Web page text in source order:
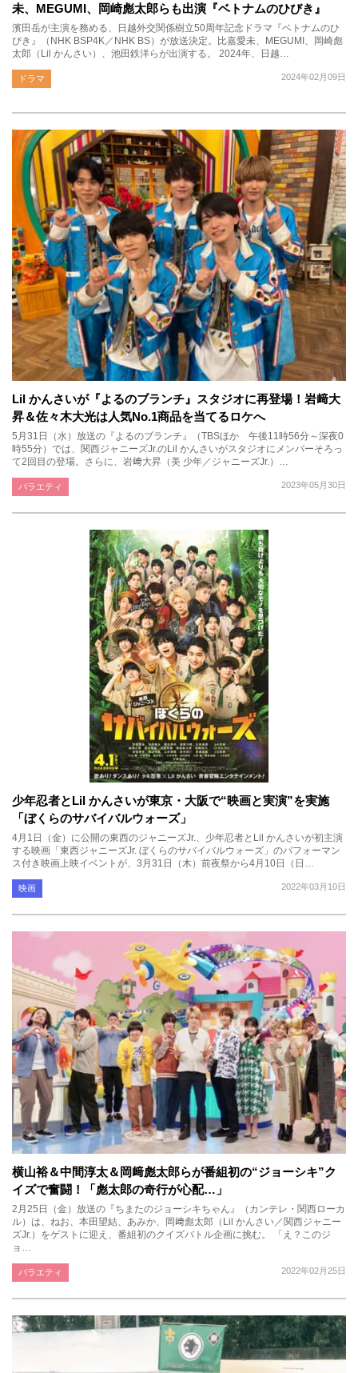
未、MEGUMI、岡崎彪太郎らも出演『ベトナムのひびき』
濱田岳が主演を務める、日越外交関係樹立50周年記念ドラマ『ベトナムのひ
びき』（NHK BSP4K／NHK BS）が放送決定。比嘉愛未、MEGUMI、岡崎彪
太郎（Lil かんさい）、池田鉄洋らが出演する。 2024年、日越…
2024年02月09日
ドラマ
Lil かんさいが『よるのブランチ』スタジオに再登場！岩﨑大
昇＆佐々木大光は人気No.1商品を当てるロケへ
5月31日（水）放送の『よるのブランチ』（TBSほか 午後11時56分～深夜0
時55分）では、関西ジャニーズJr.のLil かんさいがスタジオにメンバーそろっ
て2回目の登場。さらに、岩﨑大昇（美 少年／ジャニーズJr.）…
2023年05月30日
バラエティ
少年忍者とLil かんさいが東京・大阪で“映画と実演”を実施
「ぼくらのサバイバルウォーズ」
4月1日（金）に公開の東西のジャニーズJr.、少年忍者とLil かんさいが初主演
する映画「東西ジャニーズJr. ぼくらのサバイバルウォーズ」のパフォーマン
ス付き映画上映イベントが、3月31日（木）前夜祭から4月10日（日…
2022年03月10日
映画
横山裕＆中間淳太＆岡﨑彪太郎らが番組初の“ジョーシキ”ク
イズで奮闘！「彪太郎の奇行が心配…」
2月25日（金）放送の『ちまたのジョーシキちゃん』（カンテレ・関西ローカ
ル）は、ねお、本田望結、あみか、岡﨑彪太郎（Lil かんさい／関西ジャニー
ズJr.）をゲストに迎え、番組初のクイズバトル企画に挑む。 「え？このジ
ョ…
2022年02月25日
バラエティ